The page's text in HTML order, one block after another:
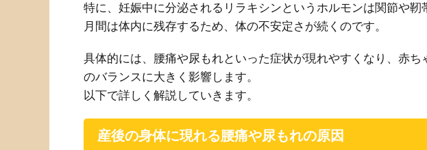
特に、妊娠中に分泌されるリラキシンというホルモンは関節や
月間は体内に残存するため、体の不安定さが続くのです。
具体的には、腰痛や尿もれといった症状が現れやすくなり、赤
のバランスに大きく影響します。
以下で詳しく解説していきます。
産後の身体に現れる腰痛や尿もれの原因